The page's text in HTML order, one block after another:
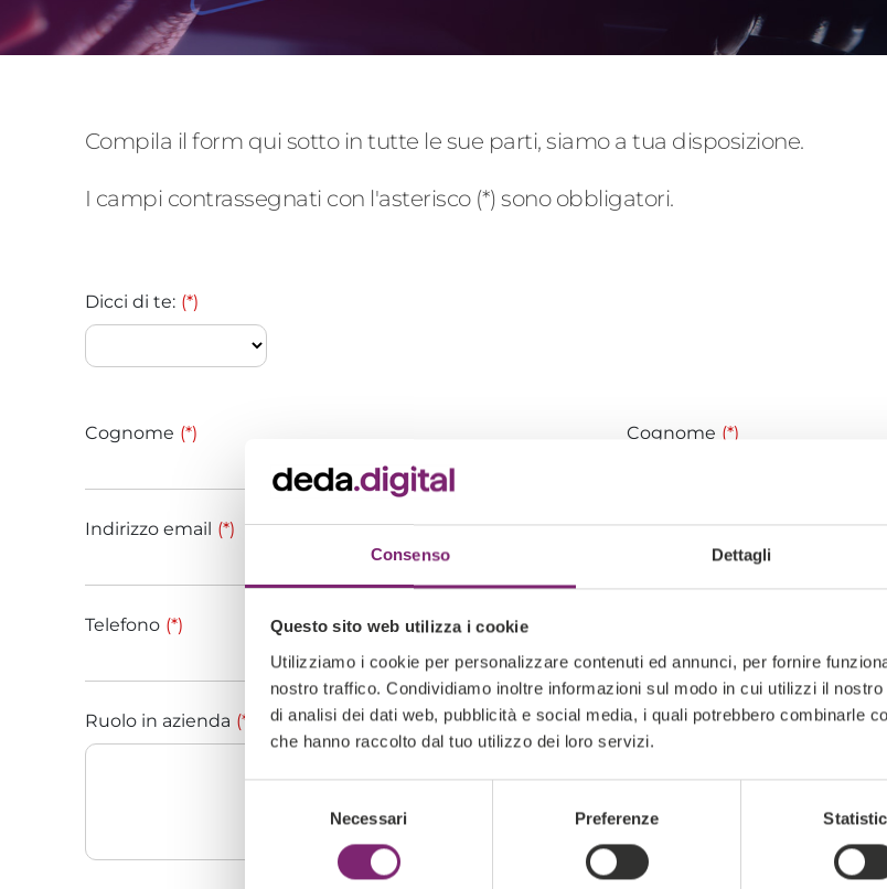
Consenso Dettagli
Questo sito web utilizza i cookie
Utilizziamo i cookie per personalizzare contenuti ed annunci, per fornire
nostro traffico. Condividiamo inoltre informazioni sul modo in cui utilizzi il
di analisi dei dati web, pubblicità e social media, i quali potrebbero combinarle
che hanno raccolto dal tuo utilizzo dei loro servizi.
Necessari Preferenze
Compila il form qui sotto in tutte le sue parti, siamo a tua disposizione.
I campi contrassegnati con l'asterisco (*) sono obbligatori.
Dicci di te: (*)
Cognome (*)
Indirizzo email (*)
Telefono (*)
Cognome (*)
Email (*)
Ruolo in azienda (*)